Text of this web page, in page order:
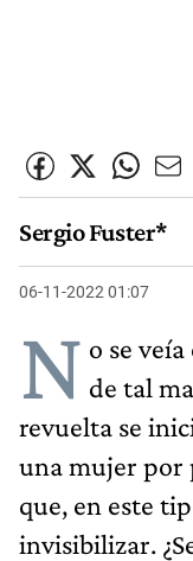
Sergio Fuster*
06-11-2022 01:07
N o se
de tal
revuelta se
una mujer por
que, en este
invisibilizar.